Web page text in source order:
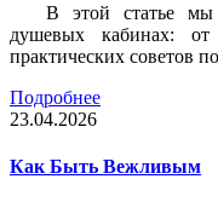
В этой статье мы
душевых кабинах: от
практических советов
Подробнее
23.04.2026
Как Быть Вежливым